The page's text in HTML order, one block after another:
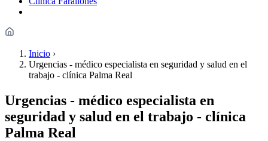
Inicio ›
Urgencias - médico especialista en seguridad y salud en el
trabajo - clínica Palma Real
Urgencias - médico especialista en
seguridad y salud en el trabajo - clínica
Palma Real